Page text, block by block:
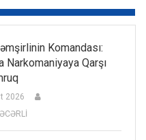
Komandası:
Narkomaniyaya Qarşı
2026